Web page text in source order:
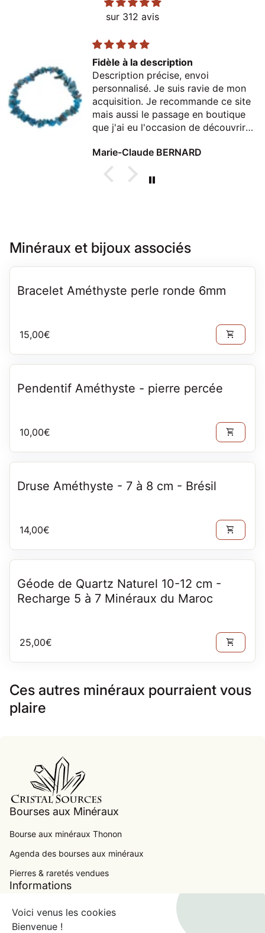
sur 312 avis
Fidèle à la description
Description précise, envoi
personnalisé. Je suis ravie de mon
acquisition. Je recommande ce site
mais aussi le passage en boutique
que j'ai eu l'occasion de découvrir
Marie-Claude BERNARD
Minéraux et bijoux associés
Bracelet Améthyste perle ronde 6mm
Prix normal
15,00€ shopping_cart
Pendentif Améthyste - pierre percée
Prix normal
10,00€ shopping_cart
Druse Améthyste - 7 à 8 cm - Brésil
Prix normal
14,00€ shopping_cart
Géode de Quartz Naturel 10-12 cm -
Recharge 5 à 7 Minéraux du Maroc
Prix normal
25,00€ shopping_cart
Ces autres minéraux pourraient vous
plaire
Bourses aux Minéraux
Bourse aux minéraux Thonon
Agenda des bourses aux minéraux
Pierres & raretés vendues
Informations
Contact
Conditions Générales de Ventes
Voici venus les cookies
Bienvenue !